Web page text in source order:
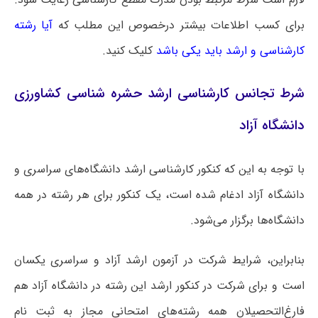
برای کسب اطلاعات بیشتر درخصوص این مطلب که آیا رشته
کارشناسی و ارشد باید یکی باشد کلیک کنید.
شرط تجانس کارشناسی ارشد حشره‌ شناسی کشاورزی
دانشگاه آزاد
با توجه به این که کنکور کارشناسی ارشد دانشگاه‌های سراسری و
دانشگاه آزاد ادغام شده است، یک کنکور برای هر رشته در همه
دانشگاه‌ها برگزار می‌شود.
بنابراین، شرایط شرکت در آزمون ارشد آزاد و سراسری یکسان
است و برای شرکت در کنکور ارشد این رشته در دانشگاه آزاد هم
فارغ‌التحصیلان همه رشته‌های امتحانی مجاز به ثبت نام